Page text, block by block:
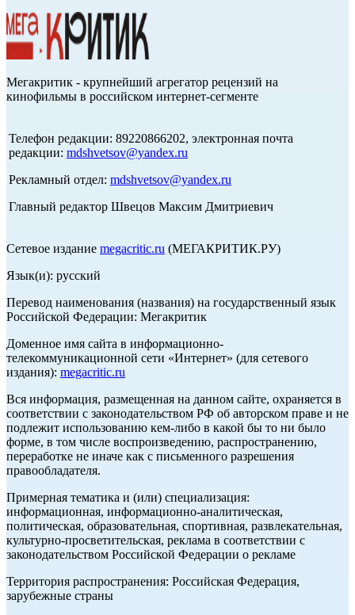
Мегакритик - крупнейший агрегатор рецензий на
кинофильмы в российском интернет-сегменте
Телефон редакции: 89220866202, электронная почта
редакции: mdshvetsov@yandex.ru
Рекламный отдел: mdshvetsov@yandex.ru
Главный редактор Швецов Максим Дмитриевич
Сетевое издание megacritic.ru (МЕГАКРИТИК.РУ)
Язык(и): русский
Перевод наименования (названия) на государственный язык
Российской Федерации: Мегакритик
Доменное имя сайта в информационно-
телекоммуникационной сети «Интернет» (для сетевого
издания): megacritic.ru
Вся информация, размещенная на данном сайте, охраняется в
соответствии с законодательством РФ об авторском праве и не
подлежит использованию кем-либо в какой бы то ни было
форме, в том числе воспроизведению, распространению,
переработке не иначе как с письменного разрешения
правообладателя.
Примерная тематика и (или) специализация:
информационная, информационно-аналитическая,
политическая, образовательная, спортивная, развлекательная,
культурно-просветительская, реклама в соответствии с
законодательством Российской Федерации о рекламе
Территория распространения: Российская Федерация,
зарубежные страны